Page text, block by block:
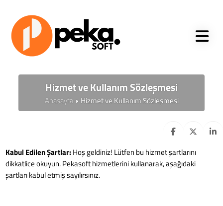
Hizmet ve Kullanım Sözleşmesi
Anasayfa Hizmet ve Kullanım Sözleşmesi
Kabul Edilen Şartlar: Hoş geldiniz! Lütfen bu hizmet şartlarını
dikkatlice okuyun. Pekasoft hizmetlerini kullanarak, aşağıdaki
şartları kabul etmiş sayılırsınız.